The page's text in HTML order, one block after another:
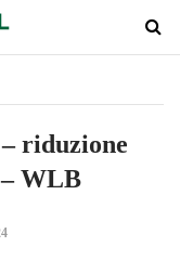
riduzione
WLB